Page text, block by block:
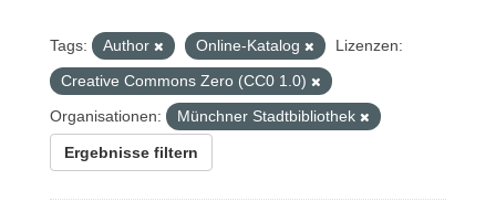
Tags: Author Online-Katalog
Lizenzen:
Creative Commons Zero (CC0 1.0)
Organisationen:
Münchner Stadtbibliothek
Ergebnisse filtern